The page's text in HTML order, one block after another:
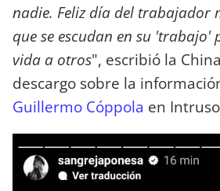
nadie. Feliz día del trabajador
que se escudan en su 'trabajo'
vida a otros", escribió la
descargo sobre la
Guillermo Cóppola en